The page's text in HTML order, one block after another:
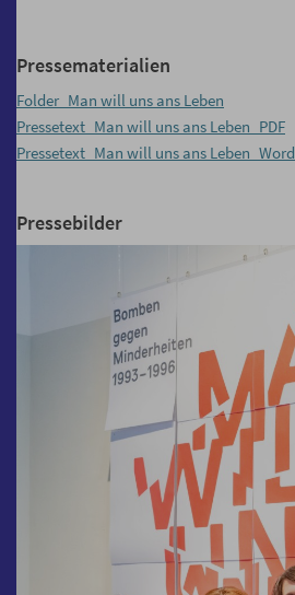
Pressematerialien
Folder_Man will uns ans Leben
Pressetext_Man will uns ans Leben_PDF
Pressetext_Man will uns ans Leben_Word
Pressebilder